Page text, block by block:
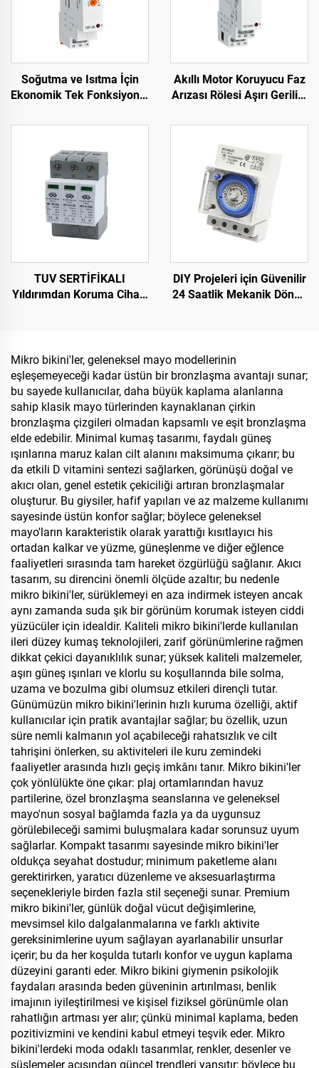
Soğutma ve Isıtma İçin
Ekonomik Tek Fonksiyonlu
Montajı
Akıllı Motor Koruyucu Faz
Arızası Rölesi Aşırı Gerilim
Koruyucusu Faz Gerilim
Rölesi
TUV SERTİFİKALI
Yıldırımdan Koruma Cihazı
SPD
DIY Projeleri için Güvenilir
24 Saatlik Mekanik Döngü
Mikro bikini'ler, geleneksel mayo modellerinin
eşleşemeyeceği kadar üstün bir bronzlaşma avantajı sunar;
bu sayede kullanıcılar, daha büyük kaplama alanlarına
sahip klasik mayo türlerinden kaynaklanan çirkin
bronzlaşma çizgileri olmadan kapsamlı ve eşit bronzlaşma
elde edebilir. Minimal kumaş tasarımı, faydalı güneş
ışınlarına maruz kalan cilt alanını maksimuma çıkarır; bu
da etkili D vitamini sentezi sağlarken, görünüşü doğal ve
akıcı olan, genel estetik çekiciliği artıran bronzlaşmalar
oluşturur. Bu giysiler, hafif yapıları ve az malzeme kullanımı
sayesinde üstün konfor sağlar; böylece geleneksel
mayo'ların karakteristik olarak yarattığı kısıtlayıcı his
ortadan kalkar ve yüzme, güneşlenme ve diğer eğlence
faaliyetleri sırasında tam hareket özgürlüğü sağlanır. Akıcı
tasarım, su direncini önemli ölçüde azaltır; bu nedenle
mikro bikini'ler, sürüklemeyi en aza indirmek isteyen ancak
aynı zamanda suda şık bir görünüm korumak isteyen ciddi
yüzücüler için idealdir. Kaliteli mikro bikini'lerde kullanılan
ileri düzey kumaş teknolojileri, zarif görünümlerine rağmen
dikkat çekici dayanıklılık sunar; yüksek kaliteli malzemeler,
aşırı güneş ışınları ve klorlu su koşullarında bile solma,
uzama ve bozulma gibi olumsuz etkileri dirençli tutar.
Günümüzün mikro bikini'lerinin hızlı kuruma özelliği, aktif
kullanıcılar için pratik avantajlar sağlar; bu özellik, uzun
süre nemli kalmanın yol açabileceği rahatsızlık ve cilt
tahrişini önlerken, su aktiviteleri ile kuru zemindeki
faaliyetler arasında hızlı geçiş imkânı tanır. Mikro bikini'ler
çok yönlülükte öne çıkar: plaj ortamlarından havuz
partilerine, özel bronzlaşma seanslarına ve geleneksel
mayo'nun sosyal bağlamda fazla ya da uygunsuz
görülebileceği samimi buluşmalara kadar sorunsuz uyum
sağlarlar. Kompakt tasarımı sayesinde mikro bikini'ler
oldukça seyahat dostudur; minimum paketleme alanı
gerektirirken, yaratıcı düzenleme ve aksesuarlaştırma
seçenekleriyle birden fazla stil seçeneği sunar. Premium
mikro bikini'ler, günlük doğal vücut değişimlerine,
mevsimsel kilo dalgalanmalarına ve farklı aktivite
gereksinimlerine uyum sağlayan ayarlanabilir unsurlar
içerir; bu da her koşulda tutarlı konfor ve uygun kaplama
düzeyini garanti eder. Mikro bikini giymenin psikolojik
faydaları arasında beden güveninin artırılması, benlik
imajının iyileştirilmesi ve kişisel fiziksel görünümle olan
rahatlığın artması yer alır; çünkü minimal kaplama, beden
pozitivizmini ve kendini kabul etmeyi teşvik eder. Mikro
bikini'lerdeki moda odaklı tasarımlar, renkler, desenler ve
süslemeler açısından güncel trendleri yansıtır; böylece bu